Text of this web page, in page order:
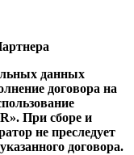
данных
договора на
При сборе и
не преследует
договора.